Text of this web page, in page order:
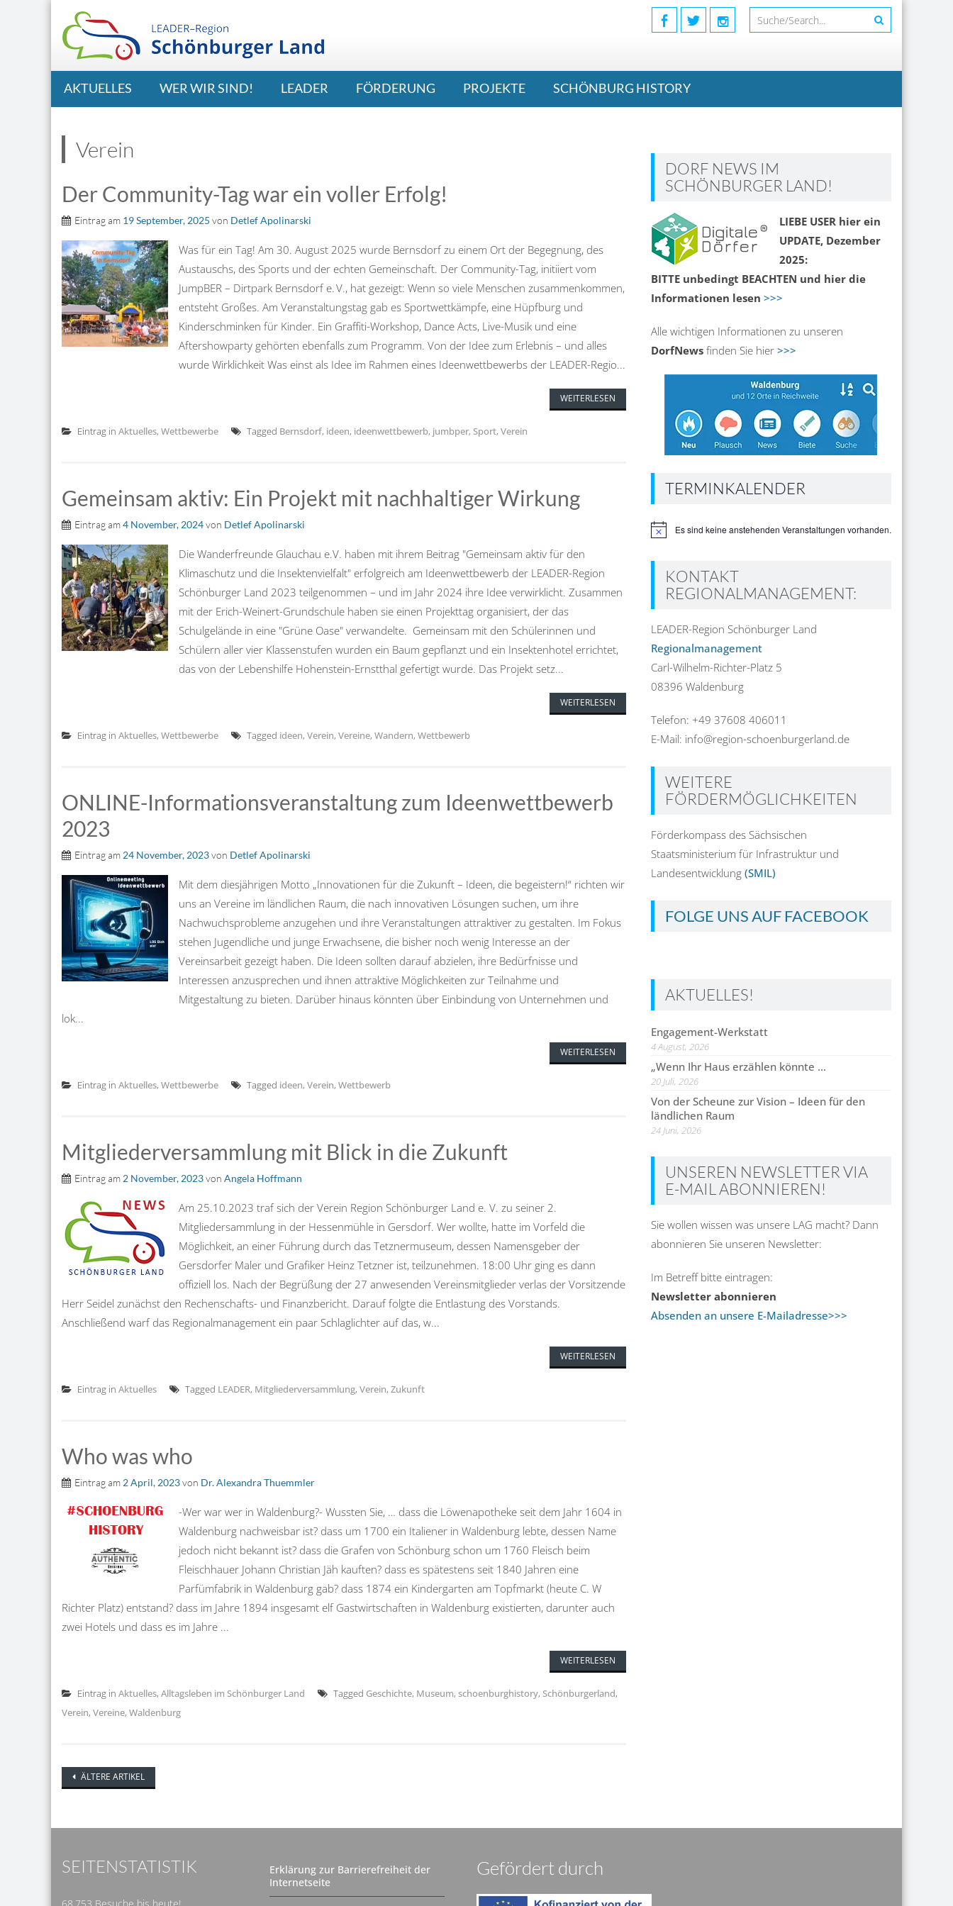
AKTUELLES WER WIR SIND! LEADER FÖRDERUNG PROJEKTE SCHÖNBURG HISTORY
Verein
Der Community-Tag war ein voller Erfolg!
Eintrag am 19 September, 2025 von Detlef Apolinarski
Was für ein Tag! Am 30. August 2025 wurde Bernsdorf zu einem Ort der Begegnung, des
Austauschs, des Sports und der echten Gemeinschaft. Der Community-Tag, initiiert vom
JumpBER – Dirtpark Bernsdorf e. V., hat gezeigt: Wenn so viele Menschen zusammenkommen,
entsteht Großes. Am Veranstaltungstag gab es Sportwettkämpfe, eine Hüpfburg und
Kinderschminken für Kinder. Ein Graffiti-Workshop, Dance Acts, Live-Musik und eine
Aftershowparty gehörten ebenfalls zum Programm. Von der Idee zum Erlebnis – und alles
wurde Wirklichkeit Was einst als Idee im Rahmen eines Ideenwettbewerbs der LEADER-Regio...
WEITERLESEN
Eintrag in Aktuelles, Wettbewerbe Tagged Bernsdorf, ideen, ideenwettbewerb, jumbper, Sport, Verein
Gemeinsam aktiv: Ein Projekt mit nachhaltiger Wirkung
Eintrag am4 November, 2024von Detlef Apolinarski
Die Wanderfreunde Glauchau e.V. haben mit ihrem Beitrag "Gemeinsam aktiv für den
Klimaschutz und die Insektenvielfalt" erfolgreich am Ideenwettbewerb der LEADER-Region
Schönburger Land 2023 teilgenommen – und im Jahr 2024 ihre Idee verwirklicht. Zusammen
mit der Erich-Weinert-Grundschule haben sie einen Projekttag organisiert, der das
Schulgelände in eine "Grüne Oase" verwandelte. Gemeinsam mit den Schülerinnen und
Schülern aller vier Klassenstufen wurden ein Baum gepflanzt und ein Insektenhotel errichtet,
das von der Lebenshilfe Hohenstein-Ernstthal gefertigt wurde. Das Projekt setz...
WEITERLESEN
Eintrag in Aktuelles, Wettbewerbe Tagged ideen, Verein, Vereine, Wandern, Wettbewerb
ONLINE-Informationsveranstaltung zum Ideenwettbewerb
2023
Eintrag am 24 November, 2023von Detlef Apolinarski
Mit dem diesjährigen Motto „Innovationen für die Zukunft – Ideen, die begeistern!“ richten wir
uns an Vereine im ländlichen Raum, die nach innovativen Lösungen suchen, um ihre
Nachwuchsprobleme anzugehen und ihre Veranstaltungen attraktiver zu gestalten. Im Fokus
stehen Jugendliche und junge Erwachsene, die bisher noch wenig Interesse an der
Vereinsarbeit gezeigt haben. Die Ideen sollten darauf abzielen, ihre Bedürfnisse und
Interessen anzusprechen und ihnen attraktive Möglichkeiten zur Teilnahme und
Mitgestaltung zu bieten. Darüber hinaus könnten über Einbindung von Unternehmen und
lok...
WEITERLESEN
Eintrag in Aktuelles, Wettbewerbe Tagged ideen, Verein, Wettbewerb
Mitgliederversammlung mit Blick in die Zukunft
Eintrag am 2 November, 2023von Angela Hoffmann
Am 25.10.2023 traf sich der Verein Region Schönburger Land e. V. zu seiner 2.
Mitgliedersammlung in der Hessenmühle in Gersdorf. Wer wollte, hatte im Vorfeld die
Möglichkeit, an einer Führung durch das Tetznermuseum, dessen Namensgeber der
Gersdorfer Maler und Grafiker Heinz Tetzner ist, teilzunehmen. 18:00 Uhr ging es dann
offiziell los. Nach der Begrüßung der 27 anwesenden Vereinsmitglieder verlas der Vorsitzende
Herr Seidel zunächst den Rechenschafts- und Finanzbericht. Darauf folgte die Entlastung des Vorstands.
Anschließend warf das Regionalmanagement ein paar Schlaglichter auf das, w...
WEITERLESEN
Eintrag in Aktuelles Tagged LEADER, Mitgliederversammlung, Verein, Zukunft
Who was who
Eintrag am 2 April, 2023von Dr. Alexandra Thuemmler
-Wer war wer in Waldenburg?- Wussten Sie, … dass die Löwenapotheke seit dem Jahr 1604 in
Waldenburg nachweisbar ist? dass um 1700 ein Italiener in Waldenburg lebte, dessen Name
jedoch nicht bekannt ist? dass die Grafen von Schönburg schon um 1760 Fleisch beim
Fleischhauer Johann Christian Jäh kauften? dass es spätestens seit 1840 Jahren eine
Parfümfabrik in Waldenburg gab? dass 1874 ein Kindergarten am Topfmarkt (heute C. W
Richter Platz) entstand? dass im Jahre 1894 insgesamt elf Gastwirtschaften in Waldenburg existierten, darunter auch
zwei Hotels und dass es im Jahre ...
WEITERLESEN
Eintrag in Aktuelles, Alltagsleben im Schönburger Land Tagged Geschichte, Museum, schoenburghistory, Schönburgerland,
Verein, Vereine, Waldenburg
Posts
ÄLTERE ARTIKEL
DORF NEWS IM
SCHÖNBURGER LAND!
LIEBE USER hier ein
UPDATE, Dezember
2025:
BITTE unbedingt BEACHTEN und hier die
Informationen lesen >>>
Alle wichtigen Informationen zu unseren
DorfNewsfinden Sie hier >>>
TERMINKALENDER
HinweisEs sind keine anstehenden Veranstaltungen vorhanden.
KONTAKT
REGIONALMANAGEMENT:
LEADER-Region Schönburger Land
Regionalmanagement
Carl-Wilhelm-Richter-Platz 5
08396 Waldenburg
Telefon: +49 37608 406011
E-Mail: info@region-schoenburgerland.de
WEITERE
FÖRDERMÖGLICHKEITEN
Förderkompass des Sächsischen
Staatsministerium für Infrastruktur und
Landesentwicklung (SMIL)
FOLGE UNS AUF FACEBOOK
AKTUELLES!
Engagement-Werkstatt
4 August, 2026
„Wenn Ihr Haus erzählen könnte …
20 Juli, 2026
Von der Scheune zur Vision – Ideen für den
ländlichen Raum
24 Juni, 2026
UNSEREN NEWSLETTER VIA
E-MAIL ABONNIEREN!
Sie wollen wissen was unsere LAG macht? Dann
abonnieren Sie unseren Newsletter:
Im Betreff bitte eintragen:
Newsletter abonnieren
Absenden an unsere E-Mailadresse>>>
SEITENSTATISTIK
Erklärung zur Barrierefreiheit der
Internetseite
Gefördert durch